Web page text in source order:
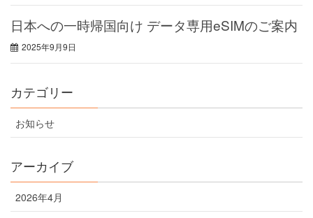
日本への一時帰国向け データ専用eSIMのご案内
2025年9月9日
カテゴリー
お知らせ
アーカイブ
2026年4月